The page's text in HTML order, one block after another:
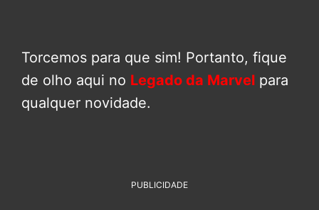
Torcemos para que sim! Portanto, fique
de olho aqui no Legado da Marvel para
qualquer novidade.
PUBLICIDADE